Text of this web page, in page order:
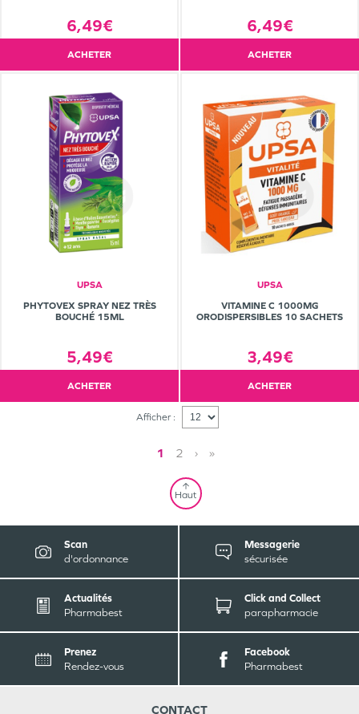
6,49€
ACHETER
6,49€
ACHETER
UPSA
PHYTOVEX SPRAY NEZ TRÈS
BOUCHÉ 15ML
5,49€
ACHETER
UPSA
VITAMINE C 1000MG
ORODISPERSIBLES 10 SACHETS
3,49€
ACHETER
Afficher :
1 2 › »
Haut
Scan
d'ordonnance
Messagerie
sécurisée
Actualités
Pharmabest
Click and Collect
parapharmacie
Prenez
Rendez-vous
Facebook
Pharmabest
CONTACT